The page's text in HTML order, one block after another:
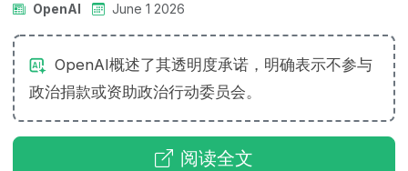
OpenAI June 1 2026
OpenAI概述了其透明度承诺，明确表示不参与
政治捐款或资助政治行动委员会。
阅读全文